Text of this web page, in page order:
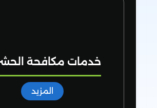
خدمات مكافحة
المزيد